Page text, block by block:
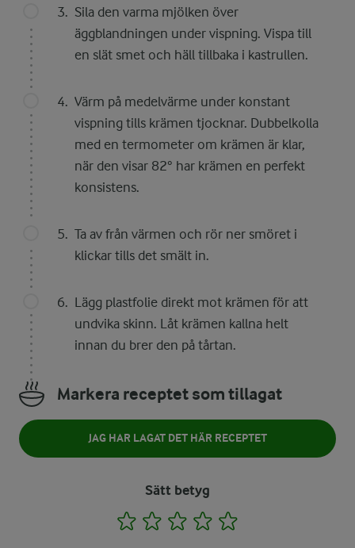
Sila den varma mjölken över
äggblandningen under vispning. Vispa till
en slät smet och häll tillbaka i kastrullen.
Värm på medelvärme under konstant
vispning tills krämen tjocknar. Dubbelkolla
med en termometer om krämen är klar,
när den visar 82° har krämen en perfekt
konsistens.
Ta av från värmen och rör ner smöret i
klickar tills det smält in.
Lägg plastfolie direkt mot krämen för att
undvika skinn. Låt krämen kallna helt
innan du brer den på tårtan.
Markera receptet som tillagat
JAG HAR LAGAT DET HÄR RECEPTET
Sätt betyg
1 2 3 4